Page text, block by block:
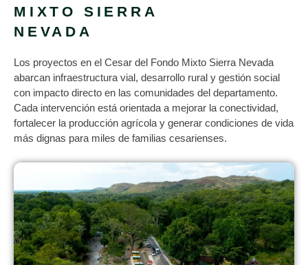
MIXTO SIERRA
NEVADA
Los proyectos en el Cesar del Fondo Mixto Sierra Nevada
abarcan infraestructura vial, desarrollo rural y gestión social
con impacto directo en las comunidades del departamento.
Cada intervención está orientada a mejorar la conectividad,
fortalecer la producción agrícola y generar condiciones de vida
más dignas para miles de familias cesarienses.